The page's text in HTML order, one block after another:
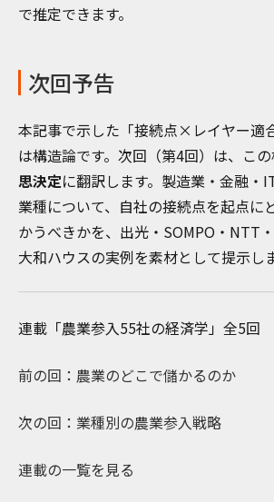
で推定できます。
次回予告
本記事で示した「接続点×レイヤー適
は構造論です。次回（第4回）は、こ
思決定に翻訳します。製造業・金融・
業種について、自社の接続点を起点に
かうべきかを、出光・SOMPO・NTT
大和ハウスの実例を素材として提示しま
連載「農業参入55社の経済学」全5回
前の回：農業のどこで儲かるのか
次の回：業種別の農業参入戦略
連載の一覧を見る